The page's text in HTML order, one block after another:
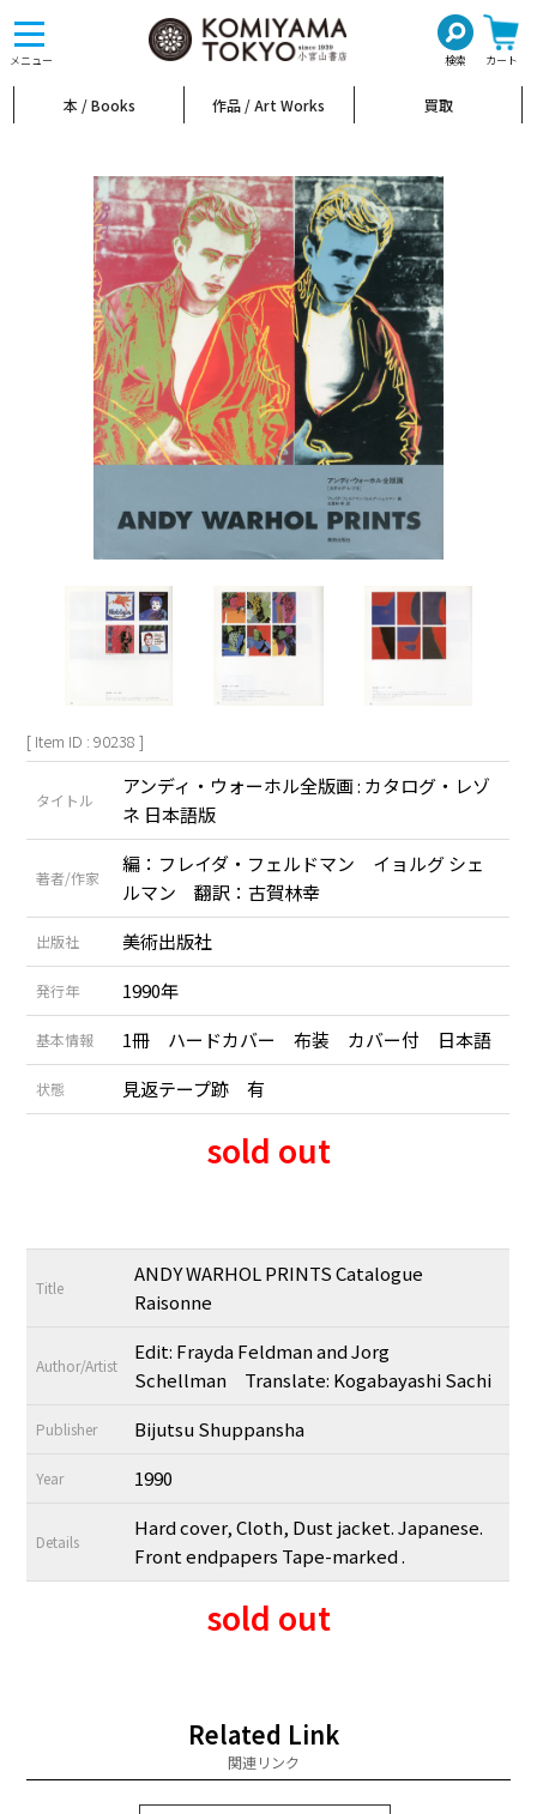
メニュー 検索 カート
toggle
navigation
本 / Books 作品 / Art Works 買取
[ Item ID : 90238 ]
タイトル
アンディ・ウォーホル全版画 : カタログ・レゾ
ネ 日本語版
著者/作家
編：フレイダ・フェルドマン イョルグ シェ
ルマン 翻訳：古賀林幸
出版社 美術出版社
発行年 1990年
基本情報 1冊 ハードカバー 布装 カバー付 日本語
状態 見返テープ跡 有
sold out
Title
ANDY WARHOL PRINTS Catalogue
Raisonne
Author/Artist
Edit: Frayda Feldman and Jorg
Schellman Translate: Kogabayashi Sachi
Publisher Bijutsu Shuppansha
Year 1990
Details
Hard cover, Cloth, Dust jacket. Japanese.
Front endpapers Tape-marked .
sold out
Related Link
関連リンク